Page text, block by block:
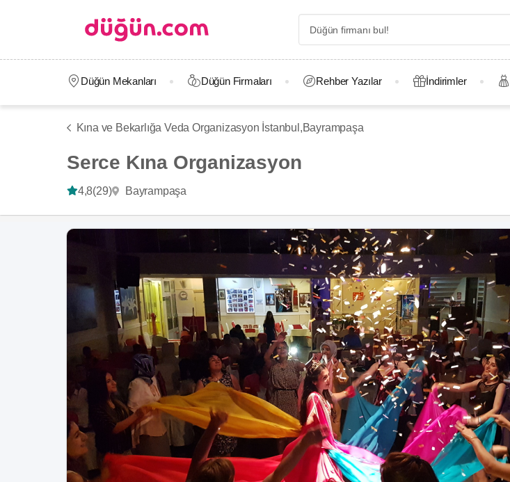
Düğün Mekanları Düğün Firmaları Rehber Yazılar İndirimler
Kına ve Bekarlığa Veda Organizasyon İstanbul,Bayrampaşa
Serce Kına Organizasyon
4,8(29) Bayrampaşa